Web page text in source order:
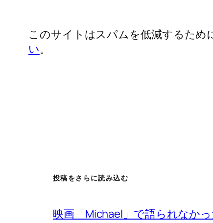
このサイトはスパムを低減するため
い。
投稿をさらに読み込む
映画「Michael」で語られなか